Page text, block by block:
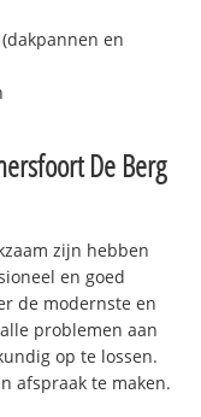
en
De Berg
zijn hebben
en goed
de modernste en
problemen aan
op te lossen.
afspraak te maken.